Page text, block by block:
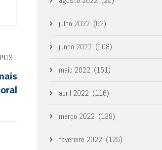
julho 2022 (62)
junho 2022 (108)
maio 2022 (151)
abril 2022 (116)
março 2022 (139)
fevereiro 2022 (126)